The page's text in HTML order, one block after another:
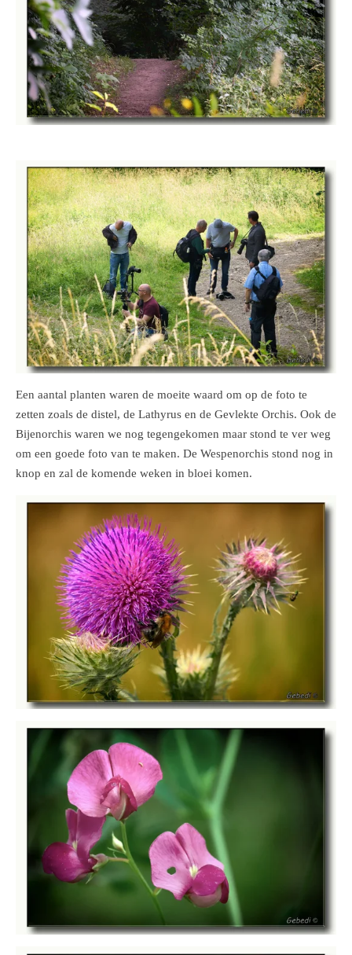
Een aantal planten waren de moeite waard om op de foto te
zetten zoals de distel, de Lathyrus en de Gevlekte Orchis. Ook de
Bijenorchis waren we nog tegengekomen maar stond te ver weg
om een goede foto van te maken. De Wespenorchis stond nog in
knop en zal de komende weken in bloei komen.